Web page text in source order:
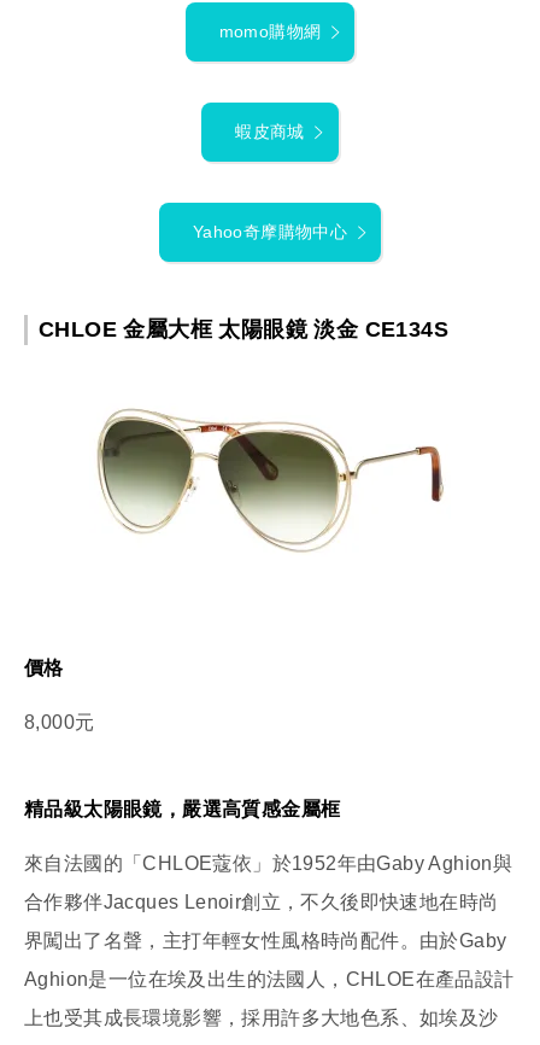
momo購物網
蝦皮商城
Yahoo奇摩購物中心
CHLOE 金屬大框 太陽眼鏡 淡金 CE134S
價格
8,000元
精品級太陽眼鏡，嚴選高質感金屬框
來自法國的「CHLOE蔻依」於1952年由Gaby Aghion與
合作夥伴Jacques Lenoir創立，不久後即快速地在時尚
界闖出了名聲，主打年輕女性風格時尚配件。由於Gaby
Aghion是一位在埃及出生的法國人，CHLOE在產品設計
上也受其成長環境影響，採用許多大地色系、如埃及沙